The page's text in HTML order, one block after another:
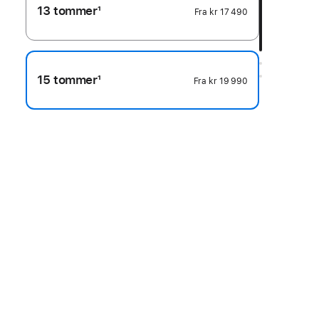
13 tommer1 Fra kr 17 490
15 tommer1 Fra kr 19 990